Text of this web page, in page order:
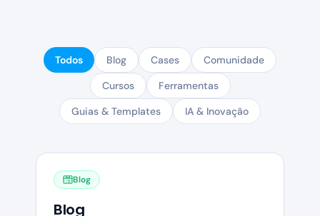
Todos Blog Cases
Comunidade
Cursos
Ferramentas
Guias & Templates
IA & Inovação
Blog
Blog